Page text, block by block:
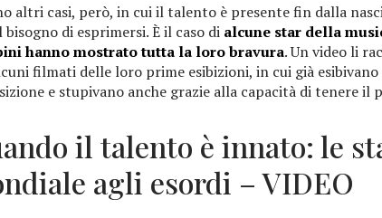
altri casi, però, in cui il talento è presente fin dalla
bisogno di esprimersi. È il caso di alcune star della
hanno mostrato tutta la loro bravura. Un video li
filmati delle loro prime esibizioni, in cui già
e stupivano anche grazie alla capacità di tenere il
il talento è innato: le
agli esordi – VIDEO